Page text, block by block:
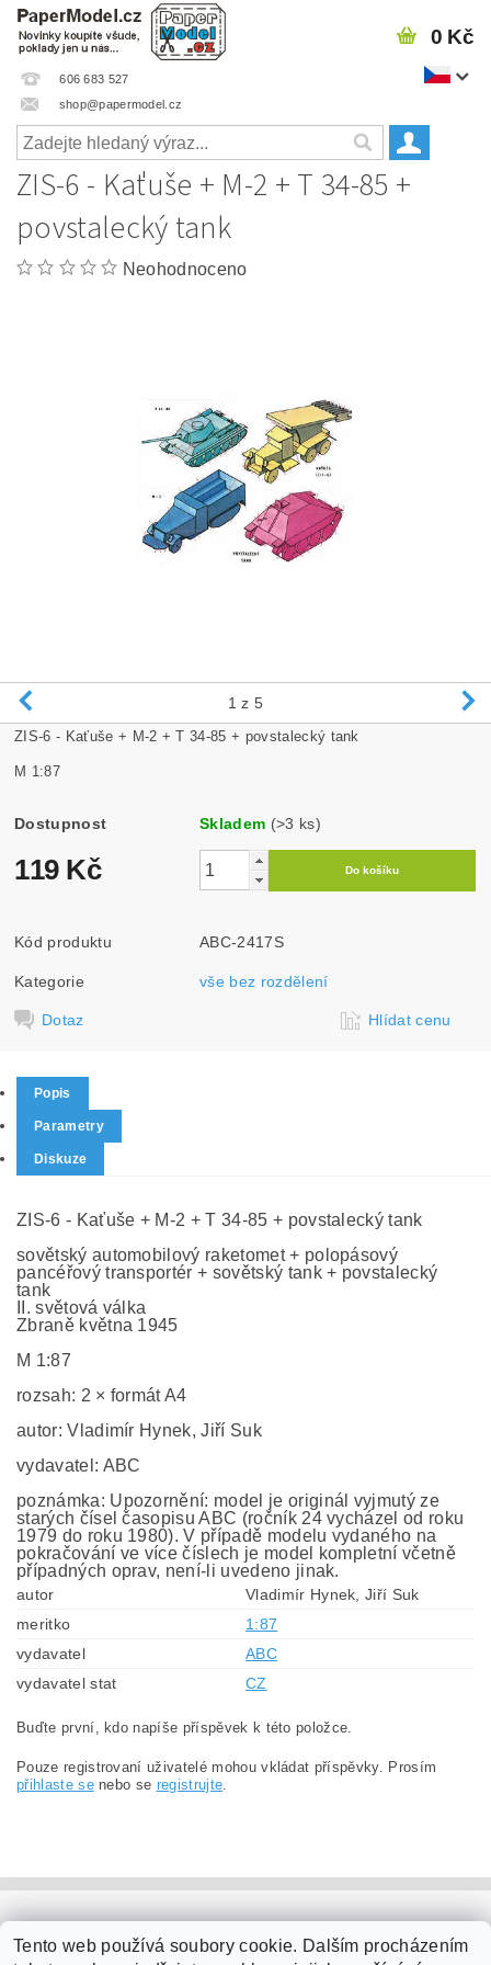
606 683 527
shop@papermodel.cz
0 Kč
ZIS-6 - Kaťuše + M-2 + T 34-85 +
povstalecký tank
Neohodnoceno
1 z 5
ZIS-6 - Kaťuše + M-2 + T 34-85 + povstalecký tank
M 1:87
Dostupnost Skladem (>3 ks)
119 Kč
Kód produktu ABC-2417S
Kategorie vše bez rozdělení
Dotaz Hlídat cenu
Popis
Parametry
Diskuze
ZIS-6 - Kaťuše + M-2 + T 34-85 + povstalecký tank
sovětský automobilový raketomet + polopásový
pancéřový transportér + sovětský tank + povstalecký
tank
II. světová válka
Zbraně května 1945
M 1:87
rozsah: 2 × formát A4
autor: Vladimír Hynek, Jiří Suk
vydavatel: ABC
poznámka: Upozornění: model je originál vyjmutý ze
starých čísel časopisu ABC (ročník 24 vycházel od roku
1979 do roku 1980). V případě modelu vydaného na
pokračování ve více číslech je model kompletní včetně
případných oprav, není-li uvedeno jinak.
autor
Vladimír Hynek, Jiří Suk
meritko
1:87
vydavatel
ABC
vydavatel stat
CZ
Buďte první, kdo napíše příspěvek k této položce.
Pouze registrovaní uživatelé mohou vkládat příspěvky. Prosím
přihlaste senebo se registrujte.
Tento web používá soubory cookie. Dalším procházením